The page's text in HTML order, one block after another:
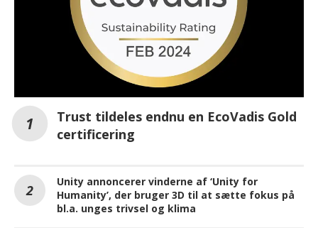
Trust tildeles endnu en EcoVadis Gold
certificering
Unity annoncerer vinderne af ‘Unity for
Humanity’, der bruger 3D til at sætte fokus på
bl.a. unges trivsel og klima